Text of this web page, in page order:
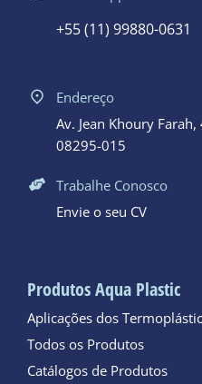
+55 (11) 99880-0631
Endereço
Av. Jean Khoury
08295-015
Trabalhe Conosco
Envie o seu CV
Produtos Aqua Plastic
Aplicações dos
Todos os Produtos
Catálogos de Produtos